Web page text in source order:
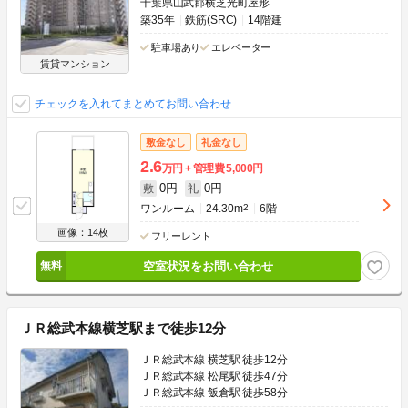
賃貸マンション
千葉県山武郡横芝光町屋形
築35年
鉄筋(SRC) 14階建
駐車場あり エレベーター
チェックを入れてまとめてお問い合わせ
画像：14枚
敷金なし 礼金なし
2.6万円 管理費5,000円
敷 0円 礼 0円
ワンルーム 24.30m2 6階
フリーレント
空室状況をお問い合わせ
ＪＲ総武本線横芝駅まで徒歩12分
ＪＲ総武本線 横芝駅 徒歩12分
ＪＲ総武本線 松尾駅 徒歩47分
ＪＲ総武本線 飯倉駅 徒歩58分